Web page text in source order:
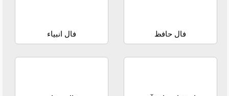
فال حافظ فال انبیاء